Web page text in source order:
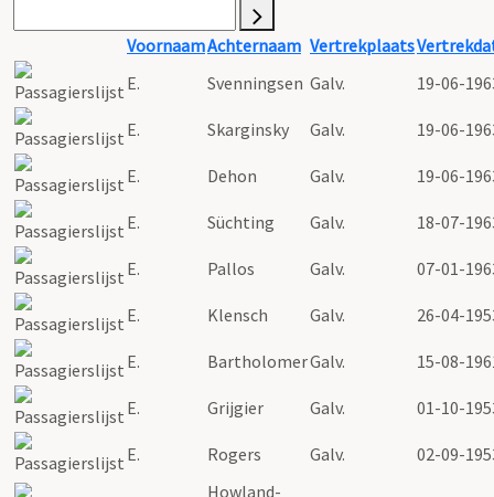
VoornaamAchternaam Vertrekplaats
E.
Svenningsen Galv. 19-06-
E. Skarginsky Galv. 19-06-
E. Dehon Galv. 19-06-
E. Süchting Galv. 18-07-
E. Pallos Galv. 07-01-
E. Klensch Galv. 26-04-
E. BartholomerGalv. 15-08-
E. Grijgier Galv. 01-10-
E. Rogers Galv. 02-09-
Howland-